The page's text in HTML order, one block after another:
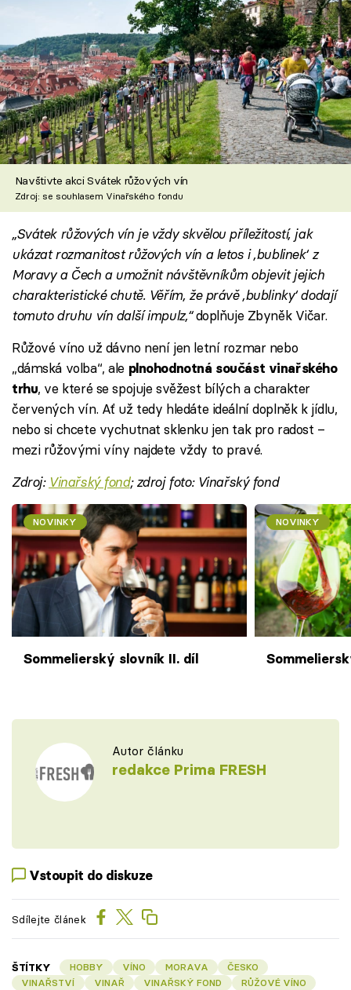
Navštivte akci Svátek růžových vín
Zdroj: se souhlasem Vinařského fondu
„Svátek růžových vín je vždy skvělou příležitostí, jak
ukázat rozmanitost růžových vín a letos i ‚bublinek‘ z
Moravy a Čech a umožnit návštěvníkům objevit jejich
charakteristické chutě. Věřím, že právě ‚bublinky‘ dodají
tomuto druhu vín další impulz,“doplňuje Zbyněk Vičar.
Růžové víno už dávno není jen letní rozmar nebo
„dámská volba“, ale plnohodnotná součást vinařského
trhu, ve které se spojuje svěžest bílých a charakter
červených vín. Ať už tedy hledáte ideální doplněk k jídlu,
nebo si chcete vychutnat sklenku jen tak pro radost –
mezi růžovými víny najdete vždy to pravé.
Zdroj: Vinařský fond; zdroj foto: Vinařský fond
NOVINKY
Sommelierský slovník II. díl
NOVINKY
Autor článku
redakce Prima FRESH
Vstoupit do diskuze
Sdílejte článek
ŠTÍTKY HOBBY VÍNO MORAVA
ČESKO
VINAŘSTVÍ
VINAŘ VINAŘSKÝ FOND
RŮŽOVÉ VÍNO